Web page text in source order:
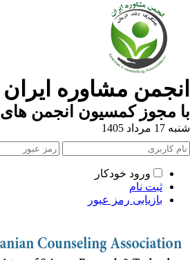
انجمن مشاوره ایران
با مجوز کمسیون انجمن
شنبه 17 مرداد 1405
ورود خودکار
ثبت نام
بازیابی رمز عبور